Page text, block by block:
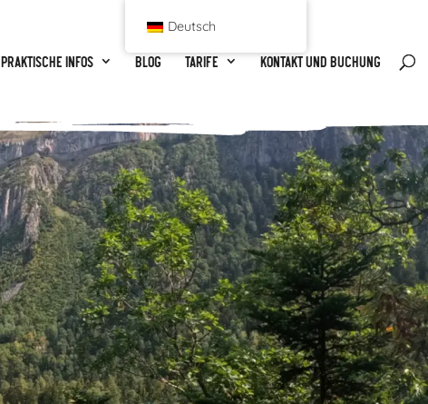
Praktische Infos Blog Tarife Kontakt und Buchung
Deutsch